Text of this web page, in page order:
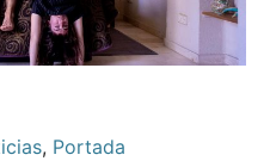
, Portada